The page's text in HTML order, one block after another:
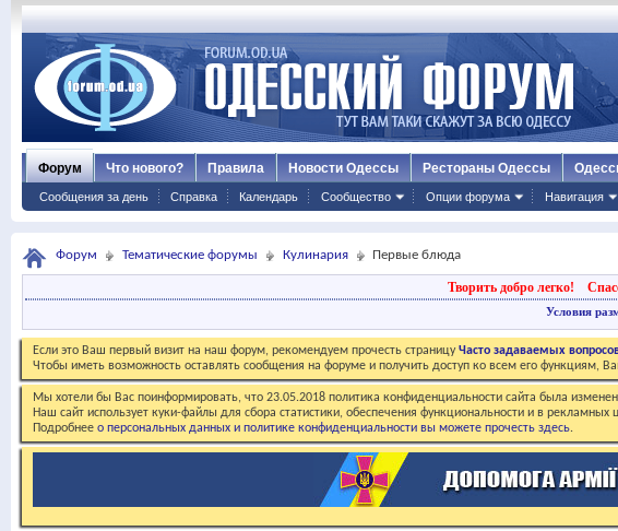
Форум
Сообщения за день Справка Календарь Сообщество Опции форума Навигация
Что нового? Правила Новости Одессы Рестораны Одессы
Форум Тематические форумы Кулинария Первые блюда
Творить добро легко!
Условия
Если это Ваш первый визит на наш форум, рекомендуем прочесть страницуЧасто задаваемых
Чтобы иметь возможность оставлять сообщения на форуме и получить доступ ко всем его функциям,
Мы хотели бы Вас поинформировать, что 23.05.2018 политика конфиденциальности сайта была
Наш сайт использует куки-файлы для сбора статистики, обеспечения функциональности и в
Подробнее о персональных данных и политике конфиденциальности вы можете прочесть здесь.